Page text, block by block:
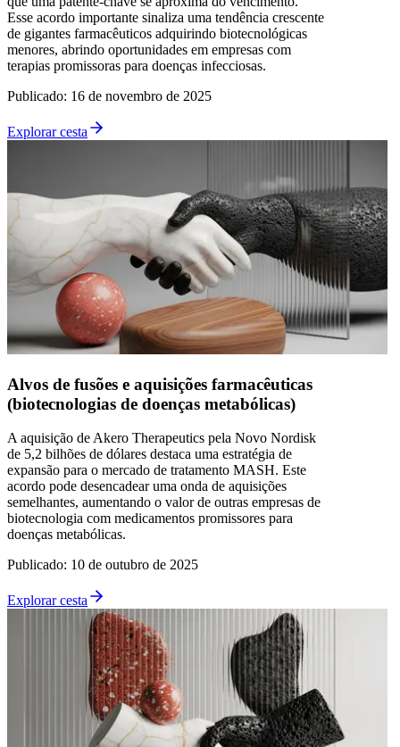
Esse acordo importante sinaliza uma tendência crescente
de gigantes farmacêuticos adquirindo biotecnológicas
menores, abrindo oportunidades em empresas com
terapias promissoras para doenças infecciosas.
Publicado: 16 de novembro de 2025
Explorar cesta
Alvos de fusões e aquisições farmacêuticas
(biotecnologias de doenças metabólicas)
A aquisição de Akero Therapeutics pela Novo Nordisk
de 5,2 bilhões de dólares destaca uma estratégia de
expansão para o mercado de tratamento MASH. Este
acordo pode desencadear uma onda de aquisições
semelhantes, aumentando o valor de outras empresas de
biotecnologia com medicamentos promissores para
doenças metabólicas.
Publicado: 10 de outubro de 2025
Explorar cesta